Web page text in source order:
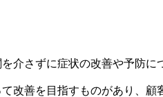
介さずに症状の改善や予防に
改善を目指すものがあり、顧